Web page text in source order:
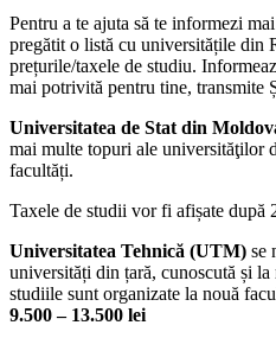
Pentru a te ajuta să te informezi
pregătit o listă cu universitățile din
prețurile/taxele de studiu.
mai potrivită pentru tine, transmite
Universitatea de Stat din
mai multe topuri ale universităţilor
facultăți.
Taxele de studii vor fi afișate după
Universitatea Tehnică (UTM) se
universități din țară, cunoscută și
studiile sunt organizate la nouă
9.500 – 13.500 lei